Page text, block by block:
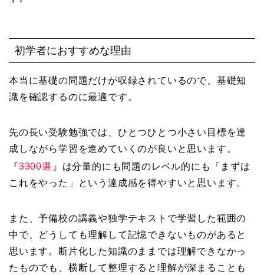
初学者におすすめな理由
本当に基礎の問題だけが収録されているので、基礎知
識を確認するのに最適です。
先の長い受験勉強では、ひとつひとつ小さい目標を達
成しながら学習を進めていくのが良いと思います。
『3300選 』は分量的にも問題のレベル的にも「まずは
これをやった」という達成感を得やすいと思います。
また、予備校の講義や独学テキストで学習した範囲の
中で、どうしても理解して記憶できないものがあると
思います。断片化した知識のままでは理解できなかっ
たものでも、横断して整理すると理解が深まることも